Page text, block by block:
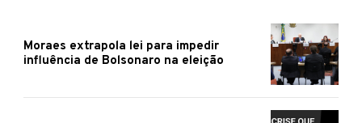
Moraes extrapola lei para impedir
influência de Bolsonaro na eleição